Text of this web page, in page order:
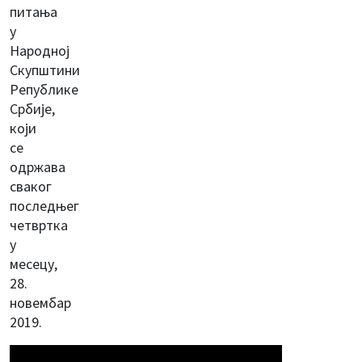
питања
у
Народној
Скупштини
Републике
Србије,
који
се
одржава
сваког
последњег
четвртка
у
месецу,
28.
новембар
2019.